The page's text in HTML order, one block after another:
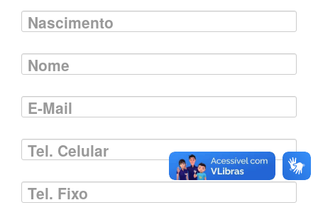
Nascimento
Nome
E-Mail
Tel. Celular
Tel. Fixo